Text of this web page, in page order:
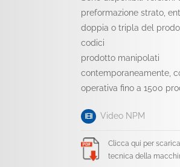
preformazione strato,
doppia o tripla del
codici
prodotto manipolati
contemporaneamente,
operativa fino a 1500
Video NPM
Clicca qui per
tecnica della